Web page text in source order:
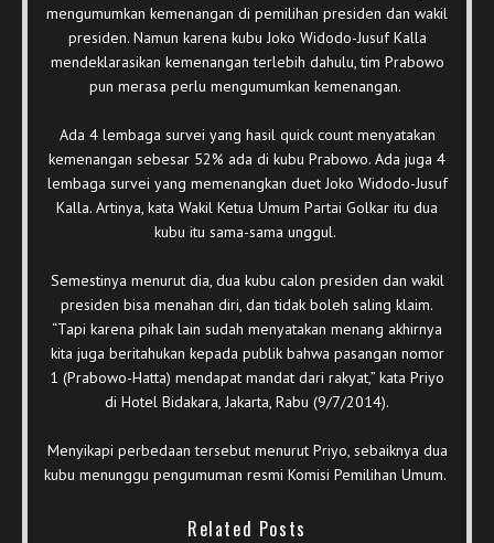
mengumumkan kemenangan di pemilihan presiden dan wakil
presiden. Namun karena kubu Joko Widodo-Jusuf Kalla
mendeklarasikan kemenangan terlebih dahulu, tim Prabowo
pun merasa perlu mengumumkan kemenangan.
Ada 4 lembaga survei yang hasil quick count menyatakan
kemenangan sebesar 52% ada di kubu Prabowo. Ada juga 4
lembaga survei yang memenangkan duet Joko Widodo-Jusuf
Kalla. Artinya, kata Wakil Ketua Umum Partai Golkar itu dua
kubu itu sama-sama unggul.
Semestinya menurut dia, dua kubu calon presiden dan wakil
presiden bisa menahan diri, dan tidak boleh saling klaim.
“Tapi karena pihak lain sudah menyatakan menang akhirnya
kita juga beritahukan kepada publik bahwa pasangan nomor
1 (Prabowo-Hatta) mendapat mandat dari rakyat,” kata Priyo
di Hotel Bidakara, Jakarta, Rabu (9/7/2014).
Menyikapi perbedaan tersebut menurut Priyo, sebaiknya dua
kubu menunggu pengumuman resmi Komisi Pemilihan Umum.
Related Posts